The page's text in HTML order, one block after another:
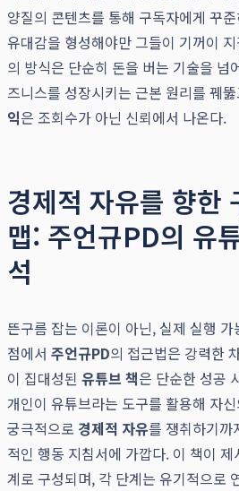
양질의 콘텐츠를 통해 구독자에게 꾸
유대감을 형성해야만 그들이 기꺼이
의 방식은 단순히 돈을 버는 기술을 넘
즈니스를 성장시키는 근본 원리를 꿰
익은 조회수가 아닌 신뢰에서 나온다.
경제적 자유를 향한
맵: 주언규PD의 유
석
뜬구름 잡는 이론이 아닌, 실제 실행
점에서 주언규PD의 접근법은 강력한
이 집대성된 유튜브 책은 단순한 성공
개인이 유튜브라는 도구를 활용해 자
궁극적으로 경제적 자유를 쟁취하기까
적인 행동 지침서에 가깝다. 이 책이
계로 구성되며, 각 단계는 유기적으로